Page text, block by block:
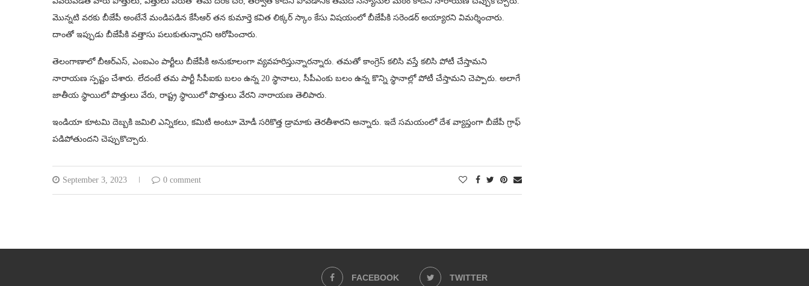
మొన్నటి వరకు బీజేపీ అంటేనే మండిపడిన కేసీఆర్ తన కుమార్తె కవిత లిక్కర్ స్కాం కేసు విషయంలో బీజేపీకి సరెండర్ అయ్యారని విమర్శించారు.
దాంతో ఇప్పుడు బీజేపీకి వత్తాసు పలుకుతున్నారని ఆరోపించారు.
తెలంగాణాలో బీఆర్ఎస్, ఎంఐఎం పార్టీలు బీజేపీకి అనుకూలంగా వ్యవహరిస్తున్నారన్నారు. తమతో కాంగ్రెస్ కలిసి వస్తే కలిసి పోటీ చేస్తామని
నారాయణ స్పష్టం చేశారు. లేదంటే తమ పార్టీ సీపీఐకు బలం ఉన్న 20 స్థానాలు, సీపీఎంకు బలం ఉన్న కొన్ని స్థానాల్లో పోటీ చేస్తామని చెప్పారు. అలాగే
జాతీయ స్థాయిలో పొత్తులు వేరు, రాష్ట్ర స్థాయిలో పొత్తులు వేరని నారాయణ తెలిపారు.
ఇండియా కూటమి దెబ్బకి జమిలి ఎన్నికలు, కమిటీ అంటూ మోడీ సరికొత్త డ్రామాకు తెరతీశారని అన్నారు. ఇదే సమయంలో దేశ వ్యాప్తంగా బీజేపీ గ్రాఫ్
పడిపోతుందని చెప్పుకొచ్చారు.
September 3, 2023 0 comment
FACEBOOK TWITTER